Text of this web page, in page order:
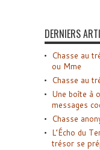
DERNIERS
Chasse au
ou Mme
Chasse au
Une boîte à
messages
Chasse
L’Écho du
trésor se